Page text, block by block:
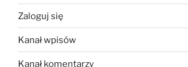
Zaloguj się
Kanał wpisów
Kanał komentarzy